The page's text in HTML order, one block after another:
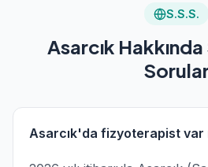
S.S.S.
Asarcık Hakkında
Asarcık'da fizyoterapist var